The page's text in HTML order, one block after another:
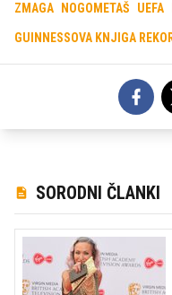
ZMAGA NOGOMETAŠ UEFA
GUINNESSOVA KNJIGA
SORODNI ČLANKI